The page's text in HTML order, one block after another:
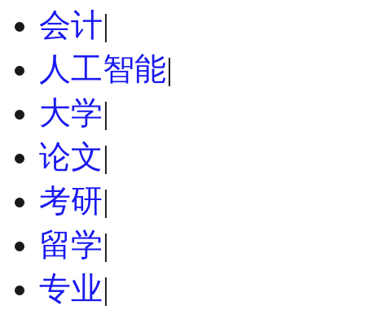
会计|
人工智能|
大学|
论文|
考研|
留学|
专业|